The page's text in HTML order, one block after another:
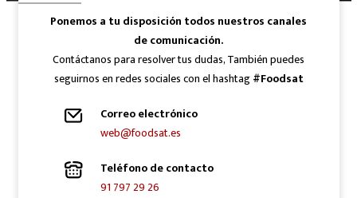
Ponemos a tu disposición todos nuestros canales
de comunicación.
Contáctanos para resolver tus dudas, También puedes
seguirnos en redes sociales con el hashtag#Foodsat
Correo electrónico
web@foodsat.es
Teléfono de contacto
91 797 29 26